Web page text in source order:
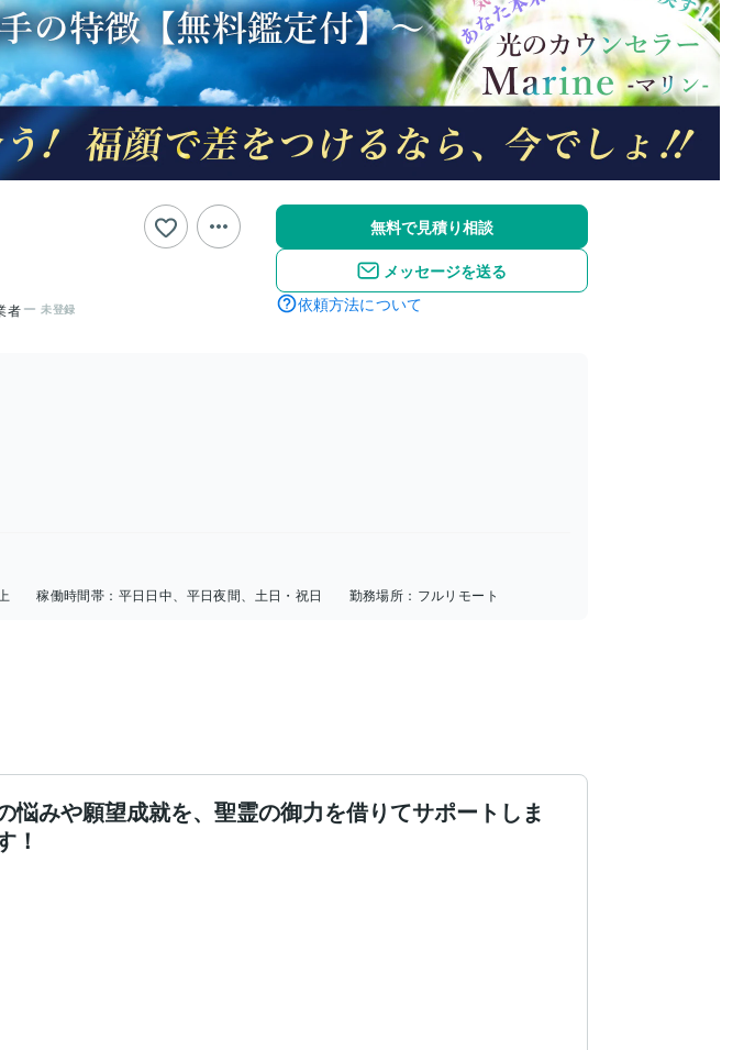
者 未登録
無料で見積り相談
メッセージを送る
依頼方法について
稼働時間帯： 平日日中、平日夜間、土日・祝日 勤務場所： フルリモート
みや願望成就を、聖霊の御力を借りてサポートしま
！